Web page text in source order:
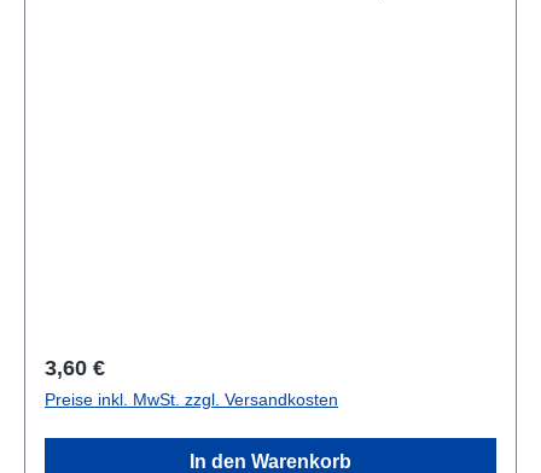
Regulärer Preis:
3,60 €
Preise inkl. MwSt. zzgl. Versandkosten
In den Warenkorb